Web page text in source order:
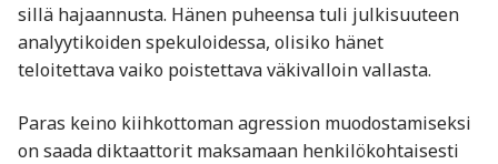
sillä hajaannusta. Hänen puheensa tuli julkisuuteen
analyytikoiden spekuloidessa, olisiko hänet
teloitettava vaiko poistettava väkivalloin vallasta.
Paras keino kiihkottoman agression muodostamiseksi
on saada diktaattorit maksamaan henkilökohtaisesti